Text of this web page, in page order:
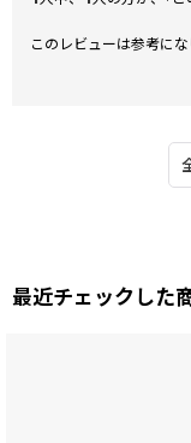
このレビューは参考に
最近チェックした